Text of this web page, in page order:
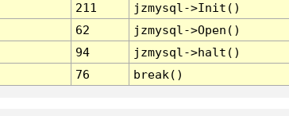
211
jzmysql->Init()
62
jzmysql->Open()
94
jzmysql->halt()
76 break()